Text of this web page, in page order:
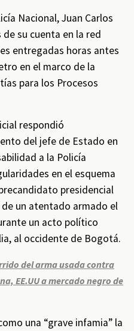
Nacional, Juan Carlos
su cuenta en la red
entregadas horas antes
en el marco de la
para los Procesos
respondió
del jefe de Estado en
a la Policía
en el esquema
presidencial
un atentado armado el
un acto político
al occidente de Bogotá.
del arma usada contra
EE.UU a mercado negro de
una “grave infamia” la